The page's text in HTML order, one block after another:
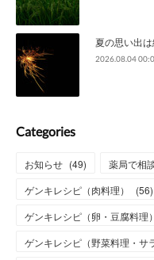
夏の思い出
2026.08.04
Categories
お知らせ (49) 薬局で相
ゲンキレシピ（肉料理）
(56)
ゲンキレシピ（卵・豆腐料理）
ゲンキレシピ（野菜料理・サ